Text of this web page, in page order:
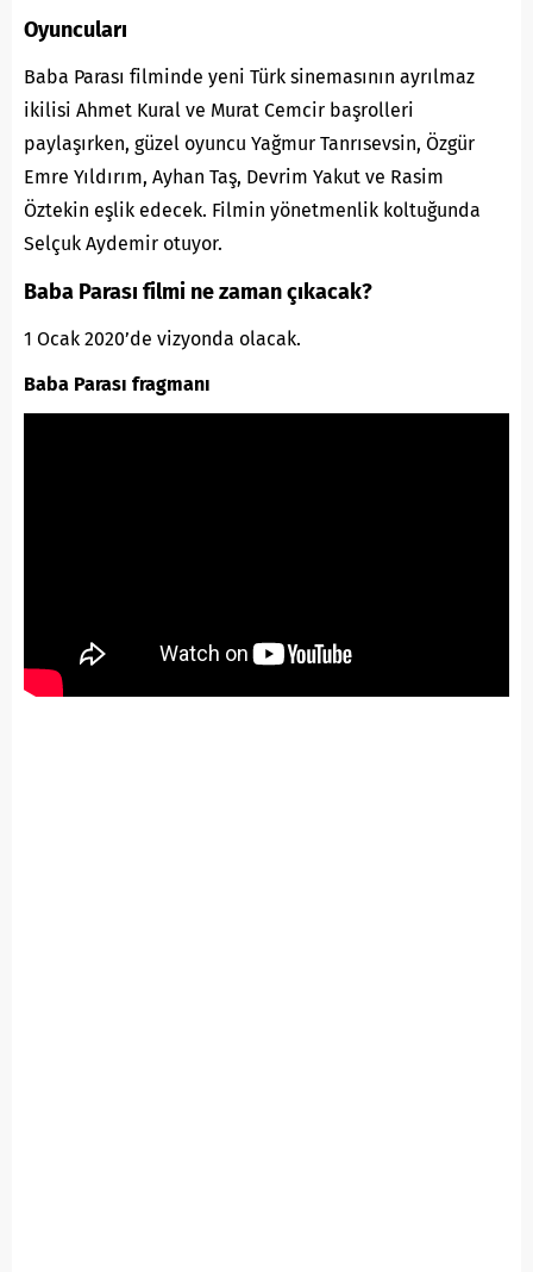
Oyuncuları
Baba Parası filminde yeni Türk sinemasının ayrılmaz
ikilisi Ahmet Kural ve Murat Cemcir başrolleri
paylaşırken, güzel oyuncu Yağmur Tanrısevsin, Özgür
Emre Yıldırım, Ayhan Taş, Devrim Yakut ve Rasim
Öztekin eşlik edecek. Filmin yönetmenlik koltuğunda
Selçuk Aydemir otuyor.
Baba Parası filmi ne zaman çıkacak?
1 Ocak 2020’de vizyonda olacak.
Baba Parası fragmanı